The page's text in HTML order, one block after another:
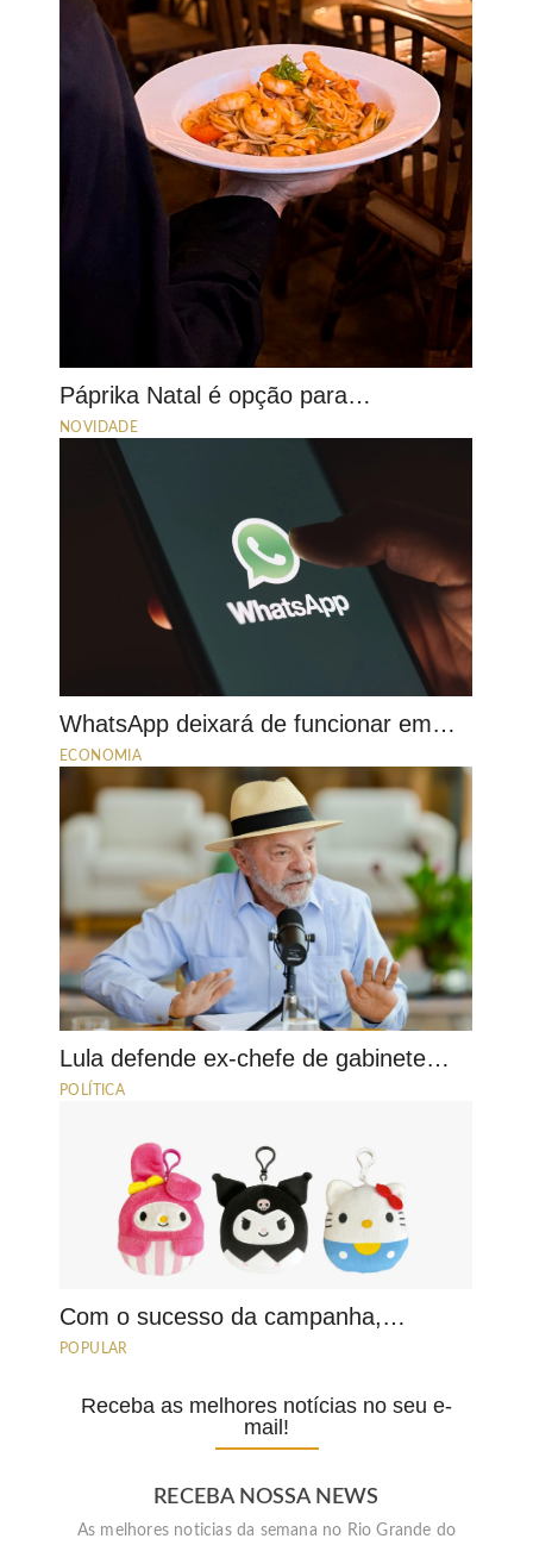
Páprika Natal é opção para…
NOVIDADE
WhatsApp deixará de funcionar em…
ECONOMIA
Lula defende ex-chefe de gabinete…
POLÍTICA
Com o sucesso da campanha,…
POPULAR
Receba as melhores notícias no seu e-
mail!
RECEBA NOSSA NEWS
As melhores noticias da semana no Rio Grande do